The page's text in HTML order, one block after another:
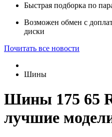
Быстрая подборка по
Возможен обмен с
диски
Почитать все новости
Шины
Шины 175 65
лучшие